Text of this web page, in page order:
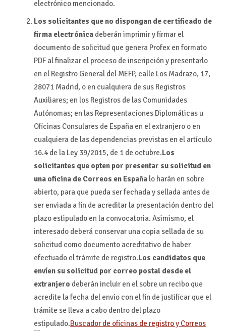
electrónico mencionado.
Los solicitantes que no dispongan de certificado de
firma electrónica deberán imprimir y firmar el
documento de solicitud que genera Profex en formato
PDF al finalizar el proceso de inscripción y presentarlo
en el Registro General del MEFP, calle Los Madrazo, 17,
28071 Madrid, o en cualquiera de sus Registros
Auxiliares; en los Registros de las Comunidades
Autónomas; en las Representaciones Diplomáticas u
Oficinas Consulares de España en el extranjero o en
cualquiera de las dependencias previstas en el artículo
16.4 de la Ley 39/2015, de 1 de octubre.Los
solicitantes que opten por presentar su solicitud en
una oficina de Correos en Españalo harán en sobre
abierto, para que pueda ser fechada y sellada antes de
ser enviada a fin de acreditar la presentación dentro del
plazo estipulado en la convocatoria. Asimismo, el
interesado deberá conservar una copia sellada de su
solicitud como documento acreditativo de haber
efectuado el trámite de registro.Los candidatos que
envíen su solicitud por correo postal desde el
extranjero deberán incluir en el sobre un recibo que
acredite la fecha del envío con el fin de justificar que el
trámite se lleva a cabo dentro del plazo
estipulado.Buscador de oficinas de registro y Correos